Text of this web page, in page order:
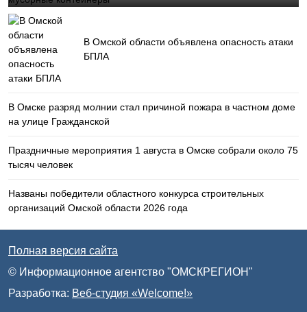
В Омской области объявлена опасность атаки
БПЛА
В Омске разряд молнии стал причиной пожара в частном доме
на улице Гражданской
Праздничные мероприятия 1 августа в Омске собрали около 75
тысяч человек
Названы победители областного конкурса строительных
организаций Омской области 2026 года
Полная версия сайта
© Информационное агентство "ОМСКРЕГИОН"
Разработка: Веб-студия «Welcome!»